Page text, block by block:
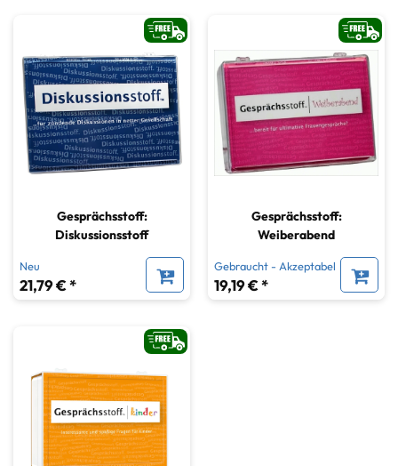
Gesprächsstoff:
Diskussionsstoff
Neu
21,79 € *
Gesprächsstoff:
Weiberabend
Gebraucht - Akzeptabel
19,19 € *